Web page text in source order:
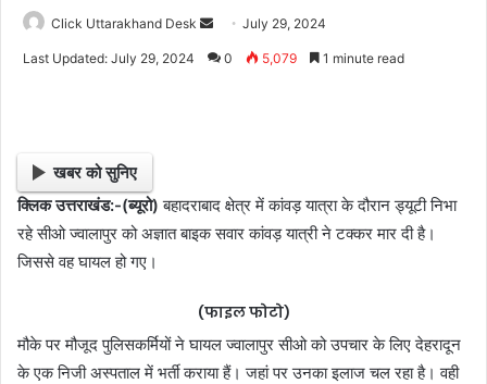
Click Uttarakhand Desk
e
m
a
July 29, 2024
Last Updated: July 29, 2024 0 5,079 1 minute read
खबर को सुनिए
क्लिक उत्तराखंड:-(ब्यूरो)बहादराबाद क्षेत्र में कांवड़ यात्रा के दौरान ड्यूटी निभा
रहे सीओ ज्वालापुर को अज्ञात बाइक सवार कांवड़ यात्री ने टक्कर मार दी है।
जिससे वह घायल हो गए।
(फाइल फोटो)
मौके पर मौजूद पुलिसकर्मियों ने घायल ज्वालापुर सीओ को उपचार के लिए देहरादून
के एक निजी अस्पताल में भर्ती कराया हैं। जहां पर उनका इलाज चल रहा है। वही